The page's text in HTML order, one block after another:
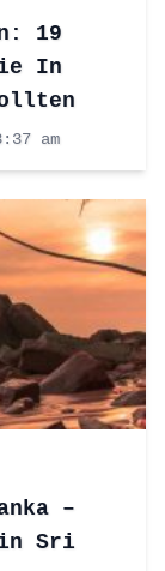
19
In
am
–
in Sri